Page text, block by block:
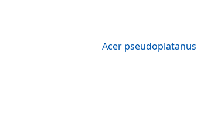
Acer pseudoplatanus